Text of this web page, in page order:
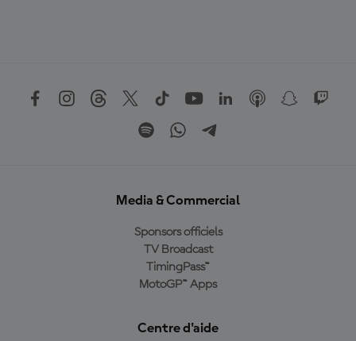
Media & Commercial
Sponsors officiels
TV Broadcast
TimingPass™
MotoGP™ Apps
Centre d'aide